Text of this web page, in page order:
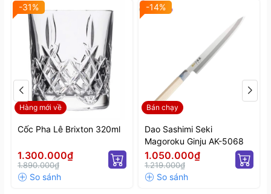
Hàng mới về
-31%
Cốc Pha Lê Brixton 320ml
1.300.000₫
1.890.000₫
Bán chạy
-14%
Dao Sashimi Seki
Magoroku Ginju AK-5068
1.050.000₫
1.219.000₫